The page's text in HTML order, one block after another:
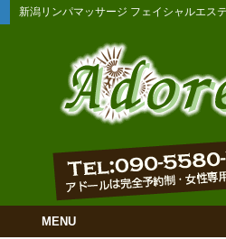
新潟リンパマッサージ フェイシャルエス
MENU